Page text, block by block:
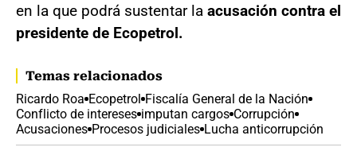
en la que podrá sustentar la acusación contra el
presidente de Ecopetrol.
Temas relacionados
Ricardo Roa Ecopetrol Fiscalía General de la Nación
Conflicto de intereses imputan cargos Corrupción
Acusaciones Procesos judiciales Lucha anticorrupción